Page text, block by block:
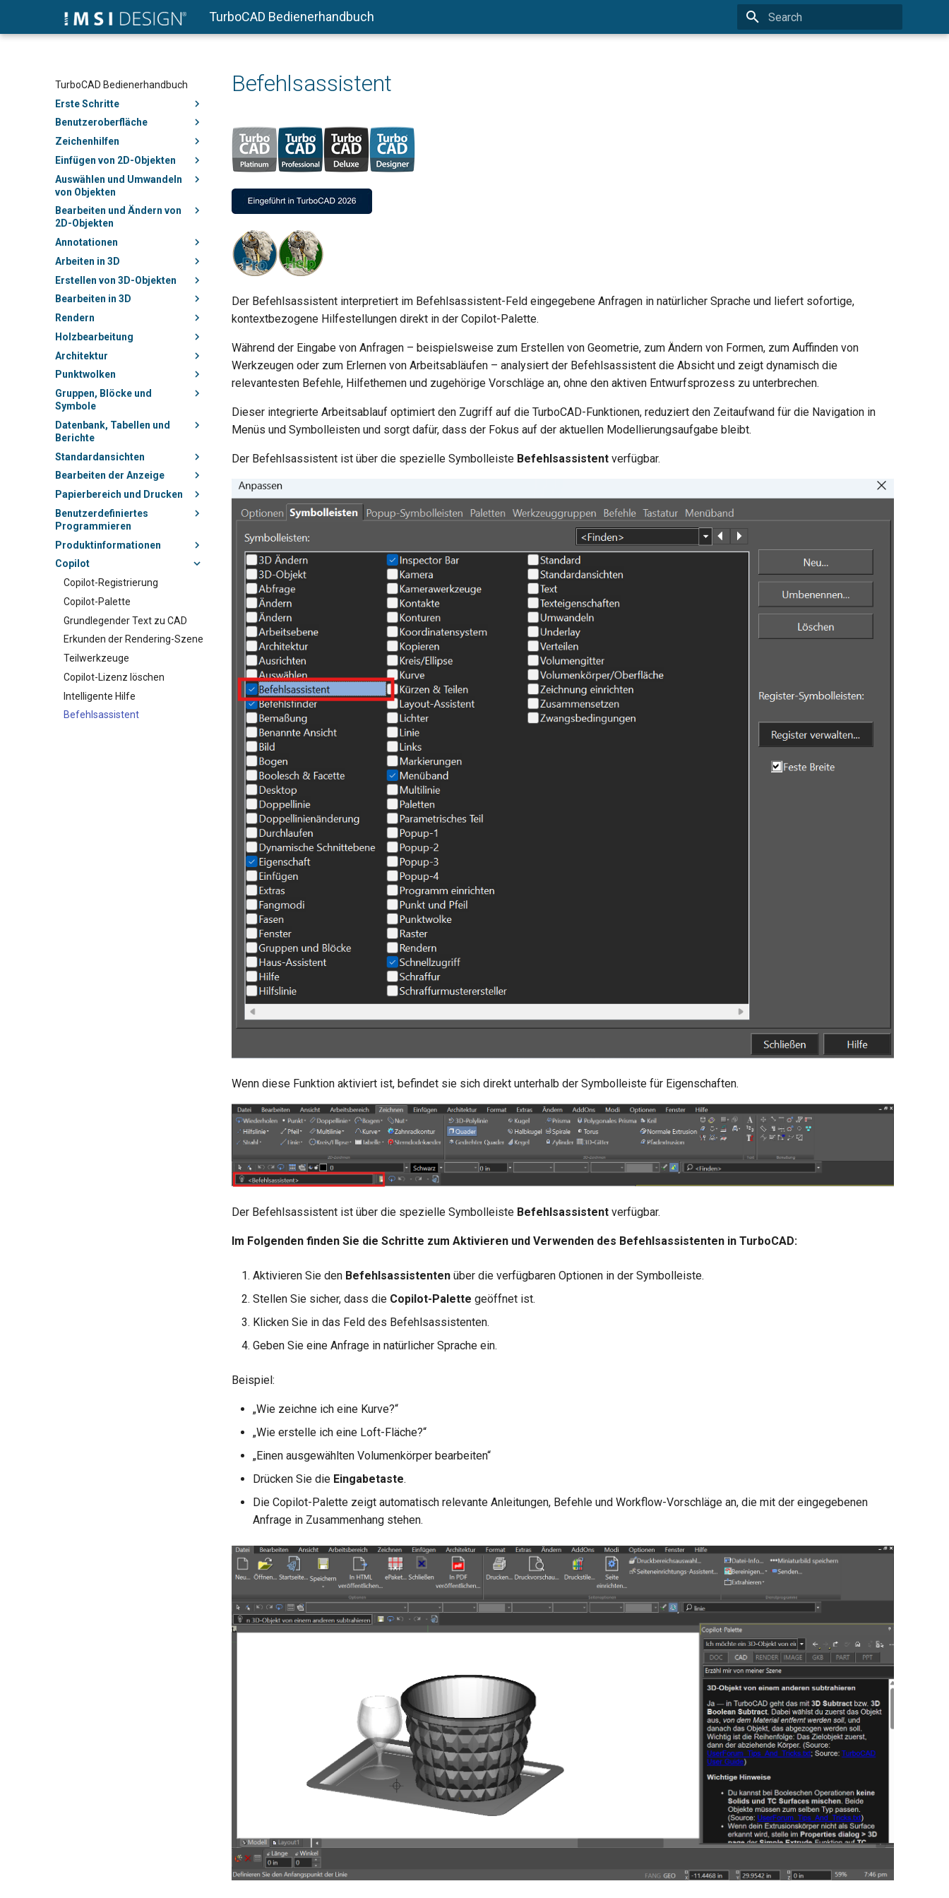
TurboCAD Bedienerhandbuch
TurboCAD Bedienerhandbuch
Erste Schritte
Benutzeroberfläche
Zeichenhilfen
Einfügen von 2D-Objekten
Auswählen und Umwandeln
von Objekten
Bearbeiten und Ändern von
2D-Objekten
Annotationen
Arbeiten in 3D
Erstellen von 3D-Objekten
Bearbeiten in 3D
Rendern
Holzbearbeitung
Architektur
Punktwolken
Gruppen, Blöcke und
Symbole
Datenbank, Tabellen und
Berichte
Standardansichten
Bearbeiten der Anzeige
Papierbereich und Drucken
Benutzerdefiniertes
Programmieren
Produktinformationen
Copilot
Copilot-Registrierung
Copilot-Palette
Grundlegender Text zu CAD
Erkunden der Rendering-Szene
Teilwerkzeuge
Copilot-Lizenz löschen
Intelligente Hilfe
Befehlsassistent
Befehlsassistent
Der Befehlsassistent interpretiert im Befehlsassistent-Feld eingegebene Anfragen in natürlicher Sprache und liefert sofortige,
kontextbezogene Hilfestellungen direkt in der Copilot-Palette.
Während der Eingabe von Anfragen – beispielsweise zum Erstellen von Geometrie, zum Ändern von Formen, zum Auffinden von
Werkzeugen oder zum Erlernen von Arbeitsabläufen – analysiert der Befehlsassistent die Absicht und zeigt dynamisch die
relevantesten Befehle, Hilfethemen und zugehörige Vorschläge an, ohne den aktiven Entwurfsprozess zu unterbrechen.
Dieser integrierte Arbeitsablauf optimiert den Zugriff auf die TurboCAD-Funktionen, reduziert den Zeitaufwand für die Navigation in
Menüs und Symbolleisten und sorgt dafür, dass der Fokus auf der aktuellen Modellierungsaufgabe bleibt.
Der Befehlsassistent ist über die spezielle Symbolleiste Befehlsassistent verfügbar.
Wenn diese Funktion aktiviert ist, befindet sie sich direkt unterhalb der Symbolleiste für Eigenschaften.
Der Befehlsassistent ist über die spezielle Symbolleiste Befehlsassistent verfügbar.
Im Folgenden finden Sie die Schritte zum Aktivieren und Verwenden des Befehlsassistenten in TurboCAD:
Aktivieren Sie den Befehlsassistenten über die verfügbaren Optionen in der Symbolleiste.
Stellen Sie sicher, dass die Copilot-Palette geöffnet ist.
Klicken Sie in das Feld des Befehlsassistenten.
Geben Sie eine Anfrage in natürlicher Sprache ein.
Beispiel:
„Wie zeichne ich eine Kurve?“
„Wie erstelle ich eine Loft-Fläche?“
„Einen ausgewählten Volumenkörper bearbeiten“
Drücken Sie die Eingabetaste.
Die Copilot-Palette zeigt automatisch relevante Anleitungen, Befehle und Workflow-Vorschläge an, die mit der eingegebenen
Anfrage in Zusammenhang stehen.